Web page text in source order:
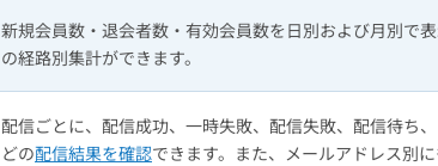
新規会員数・退会者数・有効会員数を日別および月別で
の経路別集計ができます。
配信ごとに、配信成功、一時失敗、配信失敗、配信待ち
どの配信結果を確認できます。また、メールアドレス別